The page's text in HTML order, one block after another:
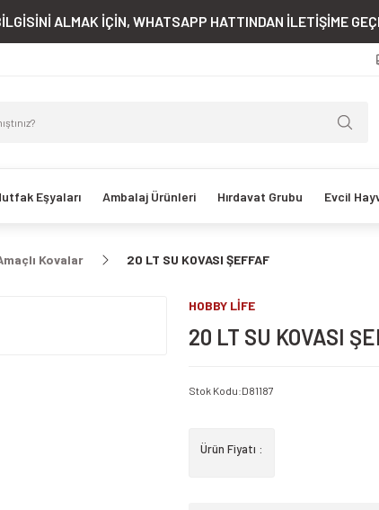
ALMAK İÇİN, WHATSAPP HATTINDAN İLETİŞİME
Eşyaları Ambalaj Ürünleri Hırdavat Grubu Evcil
Kovalar 20 LT SU KOVASI ŞEFFAF
HOBBY LİFE
20 LT SU KOVASI
Stok Kodu:D81187
Ürün Fiyatı :